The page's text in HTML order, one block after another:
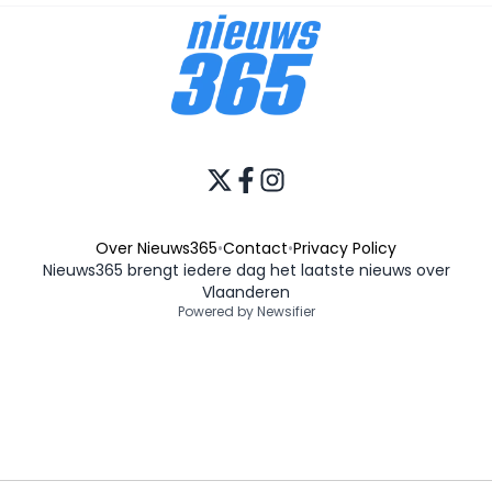
Over Nieuws365•Contact•Privacy Policy
Nieuws365 brengt iedere dag het laatste nieuws over
Vlaanderen
Powered by Newsifier